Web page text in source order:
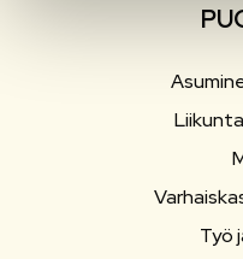
Työ